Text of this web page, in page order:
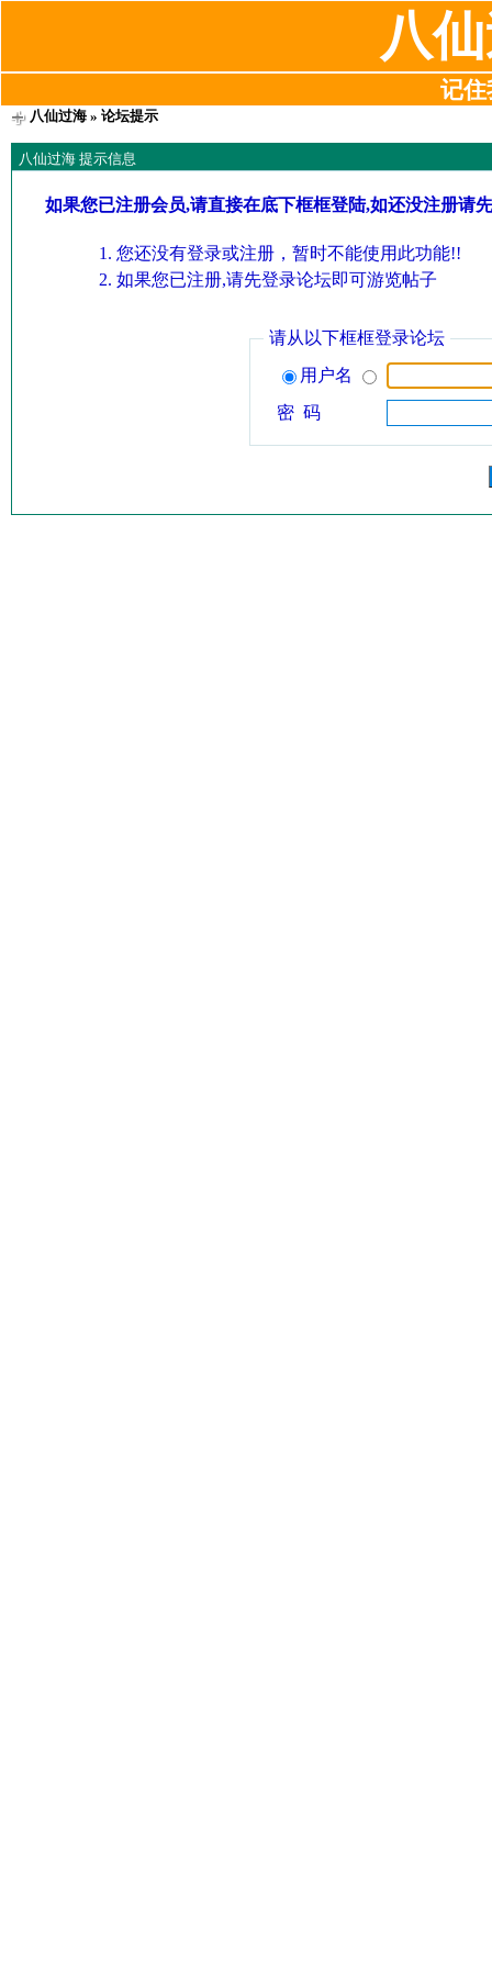
八
记住
八仙过海» 论坛提示
八仙过海 提示信息
如果您已注册会员,请直接在底下框框登陆,如还没注册请
您还没有登录或注册，暂时不能使用此功能!!
如果您已注册,请先登录论坛即可游览帖子
请从以下框框登录论坛
用户名
密 码